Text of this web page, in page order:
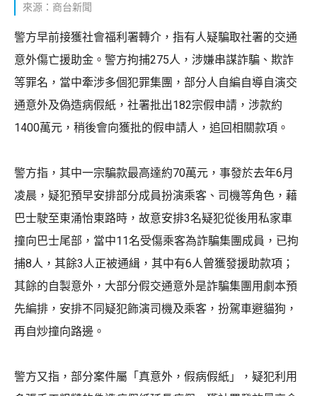
來源：商台新聞
警方早前接獲社會福利署轉介，指有人疑騙取社署的交通
意外傷亡援助金。警方拘捕275人，涉嫌串謀詐騙、欺詐
等罪名，當中牽涉多個犯罪集團，部分人自編自導自演交
通意外及偽造病假紙，社署批出182宗假申請，涉款約
1400萬元，稍後會向獲批的假申請人，追回相關款項。
警方指，其中一宗騙款最高達約70萬元，事發於去年6月
凌晨，疑犯預早安排部分成員扮演乘客、司機等角色，藉
巴士駛至東涌怡東路時，故意安排3名疑犯從後用私家車
撞向巴士尾部，當中11名受傷乘客為詐騙集團成員，已拘
捕8人，其餘3人正被通緝，其中有6人曾獲發援助款項；
其餘的自製意外，大部分假交通意外是詐騙集團用劇本預
先編排，安排不同疑犯飾演司機及乘客，扮駕車避貓狗，
再自炒撞向路邊。
警方又指，部分案件屬「真意外，假病假紙」，疑犯利用